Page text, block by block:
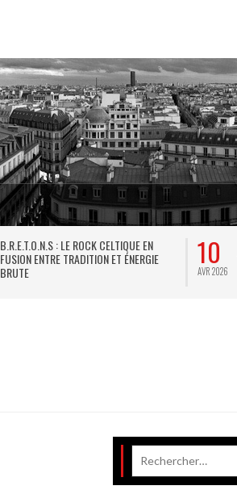
B.R.E.T.O.N.S : LE ROCK CELTIQUE EN
FUSION ENTRE TRADITION ET ÉNERGIE
BRUTE
10
AVR 2026